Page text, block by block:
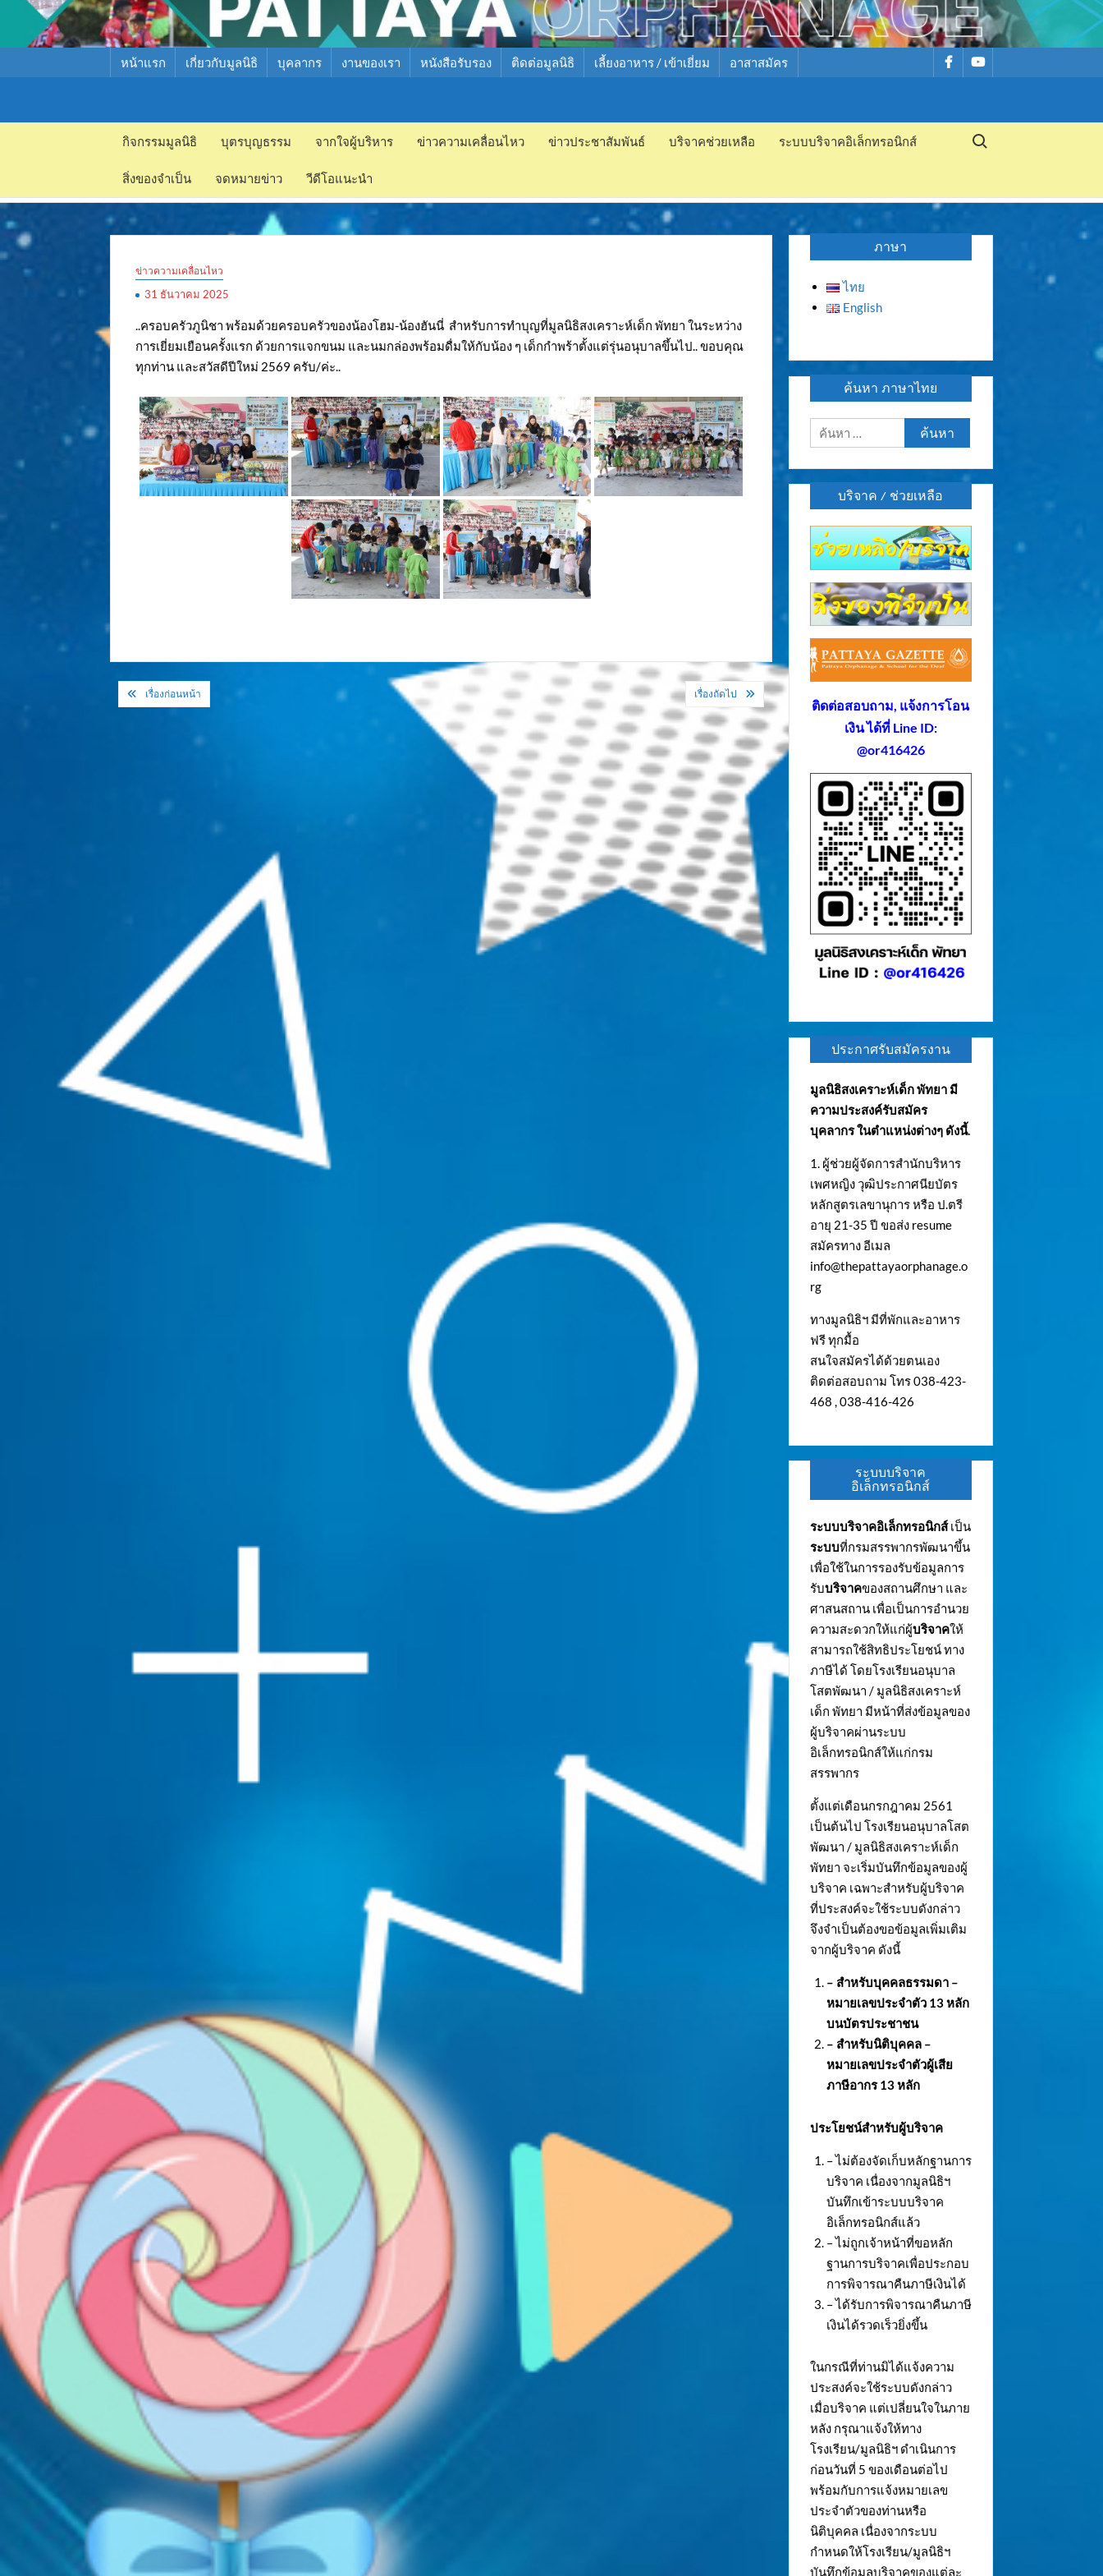
หน้าแรก เกี่ยวกับมูลนิธิ บุคลากร งานของเรา หนังสือรับรอง ติดต่อมูลนิธิ เลี้ยงอาหาร / เข้าเยี่ยม อาสาสมัคร รายการรายการ
มูลนิธิ
สงเคราะห์
เด็ก พัทยา
กิจกรรมมูลนิธิ บุตรบุญธรรม จากใจผู้บริหาร ข่าวความเคลื่อนไหว ข่าวประชาสัมพันธ์ บริจาคช่วยเหลือ ระบบบริจาคอิเล็กทรอนิกส์
สิ่งของจำเป็น จดหมายข่าว วีดีโอแนะนำ
Search for:
ข่าวความเคลื่อนไหว
31 ธันวาคม 2025
..ครอบครัวภูนิชา พร้อมด้วยครอบครัวของน้องโฮม-น้องฮันนี่ สำหรับการทำบุญที่มูลนิธิสงเคราะห์เด็ก พัทยา ในระหว่าง
การเยี่ยมเยือนครั้งแรก ด้วยการแจกขนม และนมกล่องพร้อมดื่มให้กับน้อง ๆ เด็กกำพร้าตั้งแต่รุ่นอนุบาลขึ้นไป.. ขอบคุณ
ทุกท่าน และสวัสดีปีใหม่ 2569 ครับ/ค่ะ..
แนะแนว
เรื่องก่อนหน้า เรื่องถัดไป
ภาษา
ไทย
English
ค้นหา ภาษาไทย
ค้นหา
สำหรับ:
บริจาค / ช่วยเหลือ
ติดต่อสอบถาม, แจ้งการโอน
เงิน ได้ที่ Line ID:
@or416426
ประกาศรับสมัครงาน
มูลนิธิสงเคราะห์เด็ก พัทยา มี
ความประสงค์รับสมัคร
บุคลากร ในตำแหน่งต่างๆ ดังนี้.
1. ผู้ช่วยผู้จัดการสำนักบริหาร
เพศหญิง วุฒิประกาศนียบัตร
หลักสูตรเลขานุการ หรือ ป.ตรี
อายุ 21-35 ปี ขอส่ง resume
สมัครทาง อีเมล
info@thepattayaorphanage.o
rg
ทางมูลนิธิฯ มีที่พักและอาหาร
ฟรี ทุกมื้อ
สนใจสมัครได้ด้วยตนเอง
ติดต่อสอบถาม โทร 038-423-
468 , 038-416-426
ระบบบริจาค
อิเล็กทรอนิกส์
ระบบบริจาคอิเล็กทรอนิกส์เป็น
ระบบที่กรมสรรพากรพัฒนาขึ้น
เพื่อใช้ในการรองรับข้อมูลการ
รับบริจาคของสถานศึกษา และ
ศาสนสถาน เพื่อเป็นการอำนวย
ความสะดวกให้แก่ผู้บริจาคให้
สามารถใช้สิทธิประโยชน์ ทาง
ภาษีได้ โดยโรงเรียนอนุบาล
โสตพัฒนา / มูลนิธิสงเคราะห์
เด็ก พัทยา มีหน้าที่ส่งข้อมูลของ
ผู้บริจาคผ่านระบบ
อิเล็กทรอนิกส์ให้แก่กรม
สรรพากร
ตั้งแต่เดือนกรกฎาคม 2561
เป็นต้นไป โรงเรียนอนุบาลโสต
พัฒนา / มูลนิธิสงเคราะห์เด็ก
พัทยา จะเริ่มบันทึกข้อมูลของผู้
บริจาค เฉพาะสำหรับผู้บริจาค
ที่ประสงค์จะใช้ระบบดังกล่าว
จึงจำเป็นต้องขอข้อมูลเพิ่มเติม
จากผู้บริจาค ดังนี้
– สำหรับบุคคลธรรมดา –
หมายเลขประจำตัว 13 หลัก
บนบัตรประชาชน
– สำหรับนิติบุคคล –
หมายเลขประจำตัวผู้เสีย
ภาษีอากร 13 หลัก
ประโยชน์สำหรับผู้บริจาค
– ไม่ต้องจัดเก็บหลักฐานการ
บริจาค เนื่องจากมูลนิธิฯ
บันทึกเข้าระบบบริจาค
อิเล็กทรอนิกส์แล้ว
– ไม่ถูกเจ้าหน้าที่ขอหลัก
ฐานการบริจาคเพื่อประกอบ
การพิจารณาคืนภาษีเงินได้
– ได้รับการพิจารณาคืนภาษี
เงินได้รวดเร็วยิ่งขึ้น
ในกรณีที่ท่านมิได้แจ้งความ
ประสงค์จะใช้ระบบดังกล่าว
เมื่อบริจาค แต่เปลี่ยนใจในภาย
หลัง กรุณาแจ้งให้ทาง
โรงเรียน/มูลนิธิฯ ดำเนินการ
ก่อนวันที่ 5 ของเดือนต่อไป
พร้อมกับการแจ้งหมายเลข
ประจำตัวของท่านหรือ
นิติบุคคล เนื่องจากระบบ
กำหนดให้โรงเรียน/มูลนิธิฯ
บันทึกข้อมูลบริจาคของแต่ละ